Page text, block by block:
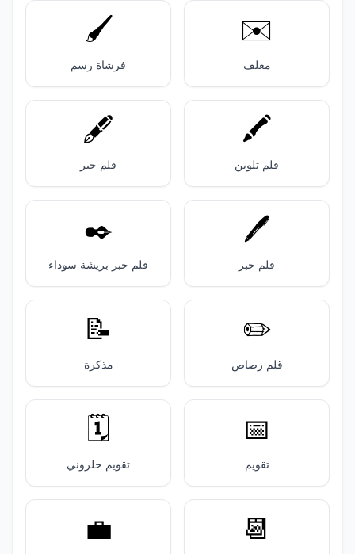
✉️
مغلف
🖌️
فرشاة رسم
🖍️
قلم تلوين
🖋️
قلم حبر
🖊️
قلم حبر
✒️
قلم حبر بريشة سوداء
✏️
قلم رصاص
📝
مذكرة
📅
تقويم
🗓️
تقويم حلزوني
📆
💼